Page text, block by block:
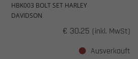
HBK003 BOLT SET HARLEY
DAVIDSON
€ 30.25 (inkl. MwSt)
Ausverkauft